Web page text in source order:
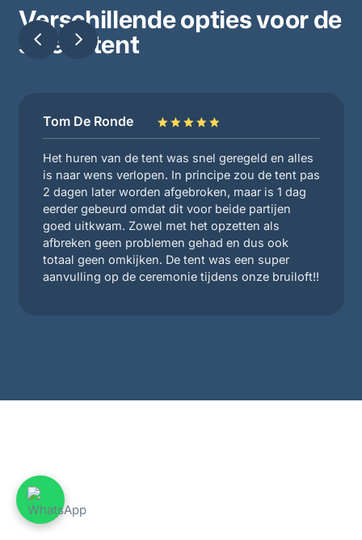
Verschillende opties voor de
strechtent
Tom De Ronde
Het huren van de tent was snel geregeld en alles
is naar wens verlopen. In principe zou de tent pas
2 dagen later worden afgebroken, maar is 1 dag
eerder gebeurd omdat dit voor beide partijen
goed uitkwam. Zowel met het opzetten als
afbreken geen problemen gehad en dus ook
totaal geen omkijken. De tent was een super
aanvulling op de ceremonie tijdens onze bruiloft!!